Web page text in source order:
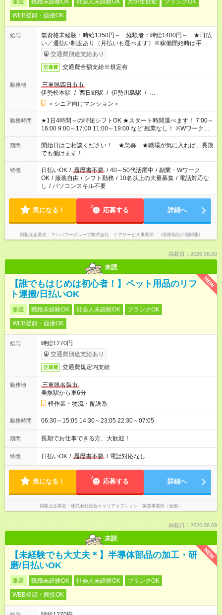
派遣 職種未経験OK 社会人未経験OK 大学生歓迎
ブランクOK
WEB登録・面接OK
給与
無資格未経験：時給1350円～ 経験者：時給1400円～ ★日払
い／週払い制度あり（月払いも選べます）※稼働開始時は手続き
完了次第のお支払いとなります。
交通費別途支給あり
交通費 交通費全額支給※規定有
勤務地
三重県四日市市
伊勢松本駅 / 西日野駅 / 伊勢川島駅 / …
＜シニア向けマンション＞
勤務時間
★1日4時間～の時短シフトOK ★スタート時間選べます！ 7:00～
16:00 9:00～17:00 11:00～19:00 など 残業なし！ ※Wワークの
場合、他のお仕事と合わせ週40時間超の就業はご案内できませ
ん ※法令に基づき、週20時間以上勤務は社会保険への加入対象
となります ※労働者派遣法（日雇い派遣の原則禁止）により、
短時間・短期間の就業はご案内が難しい場合があります
期間
開始日はご相談ください！ ★急募 ★職場が気に入れば、長期
でも働けます！
特徴 日払いOK / 履歴書不要 / 40～50代活躍中 / 副業・Wワーク
OK / 服装自由 / シフト勤務 / 10名以上の大量募集 / 電話対応な
し / パソコンスキル不要
気になる！ 応募する 詳細へ
掲載元企業名 マンパワーグループ株式会社 ケアサービス事業部 （医療福祉介護関連）
掲載日：2026.08.09
未読
NEW
【誰でもはじめは初心者！】ペット用品のリフ
ト運搬/日払いOK
派遣 職種未経験OK 社会人未経験OK
ブランクOK
WEB登録・面接OK
給与
時給1270円
交通費別途支給あり
交通費 交通費規定内支給
勤務地
三重県名張市
美旗駅から車6分
軽作業・物流・配送系
勤務時間 06:30～15:05 14:30～23:05 22:30～07:05
期間 長期でお仕事できる方、大歓迎！
特徴 日払いOK / 履歴書不要 / 電話対応なし
気になる！ 応募する 詳細へ
掲載元企業名 株式会社綜合キャリアオプション 製造事業部（全国）
掲載日：2026.08.09
未読
NEW
【未経験でも大丈夫＊】半導体部品の加工・研
磨/日払いOK
派遣 職種未経験OK 社会人未経験OK
ブランクOK
WEB登録・面接OK